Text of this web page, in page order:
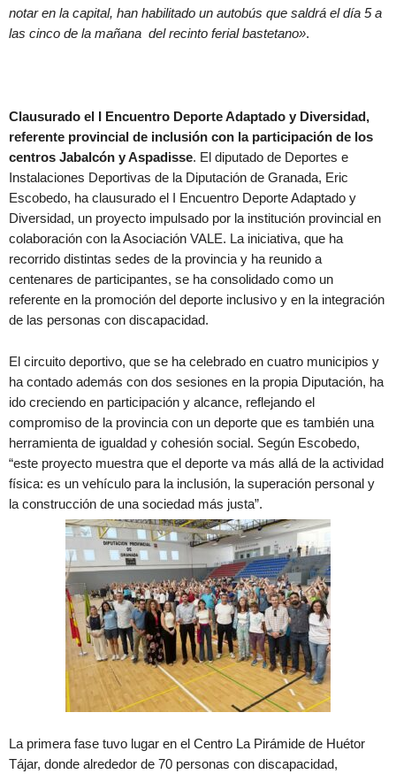
notar en la capital, han habilitado un autobús que saldrá el día 5 a
las cinco de la mañana del recinto ferial bastetano».
Clausurado el I Encuentro Deporte Adaptado y Diversidad,
referente provincial de inclusión con la participación de los
centros Jabalcón y Aspadisse. El diputado de Deportes e
Instalaciones Deportivas de la Diputación de Granada, Eric
Escobedo, ha clausurado el I Encuentro Deporte Adaptado y
Diversidad, un proyecto impulsado por la institución provincial en
colaboración con la Asociación VALE. La iniciativa, que ha
recorrido distintas sedes de la provincia y ha reunido a
centenares de participantes, se ha consolidado como un
referente en la promoción del deporte inclusivo y en la integración
de las personas con discapacidad.
El circuito deportivo, que se ha celebrado en cuatro municipios y
ha contado además con dos sesiones en la propia Diputación, ha
ido creciendo en participación y alcance, reflejando el
compromiso de la provincia con un deporte que es también una
herramienta de igualdad y cohesión social. Según Escobedo,
“este proyecto muestra que el deporte va más allá de la actividad
física: es un vehículo para la inclusión, la superación personal y
la construcción de una sociedad más justa”.
La primera fase tuvo lugar en el Centro La Pirámide de Huétor
Tájar, donde alrededor de 70 personas con discapacidad,